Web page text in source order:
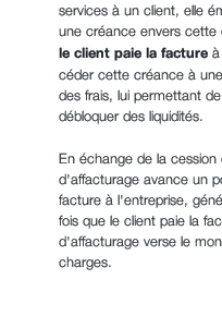
services à un client, elle
une créance envers cette
le client paie la facture à
céder cette créance à
des frais, lui permettant
débloquer des liquidités.
En échange de la
d'affacturage avance un
facture à l'entreprise,
fois que le client paie la
d'affacturage verse le
charges.